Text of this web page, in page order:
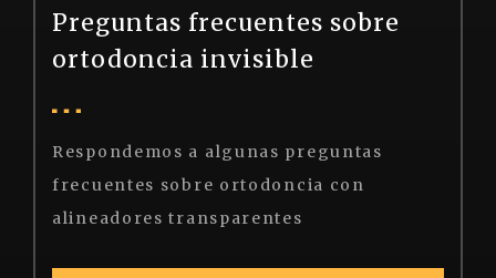
Preguntas frecuentes sobre
ortodoncia invisible
Respondemos a algunas preguntas
frecuentes sobre ortodoncia con
alineadores transparentes